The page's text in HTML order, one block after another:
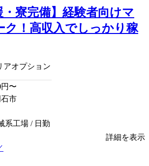
・寮完備】経験者向けマ
ク！高収入でしっかり稼
アオプション
円〜
市
系工場 / 日勤
詳細を表示